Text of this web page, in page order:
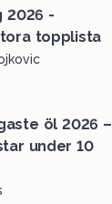
2026 -
topplista
öl 2026 –
under 10